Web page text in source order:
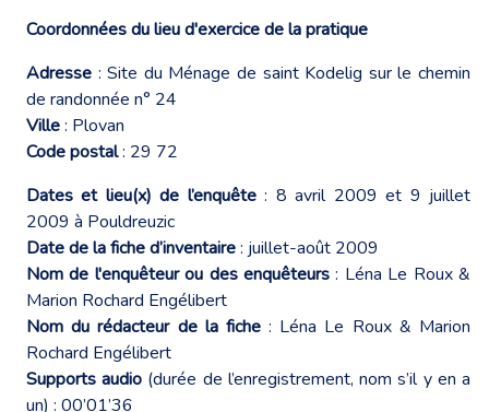
Coordonnées du lieu d'exercice de la pratique
Adresse : Site du Ménage de saint Kodelig sur le chemin
de randonnée n° 24
Ville: Plovan
Code postal: 29 72
Dates et lieu(x) de l’enquête: 8 avril 2009 et 9 juillet
2009 à Pouldreuzic
Date de la fiche d’inventaire: juillet-août 2009
Nom de l'enquêteur ou des enquêteurs : Léna Le Roux &
Marion Rochard Engélibert
Nom du rédacteur de la fiche: Léna Le Roux & Marion
Rochard Engélibert
Supports audio (durée de l’enregistrement, nom s’il y en a
un) : 00’01’36